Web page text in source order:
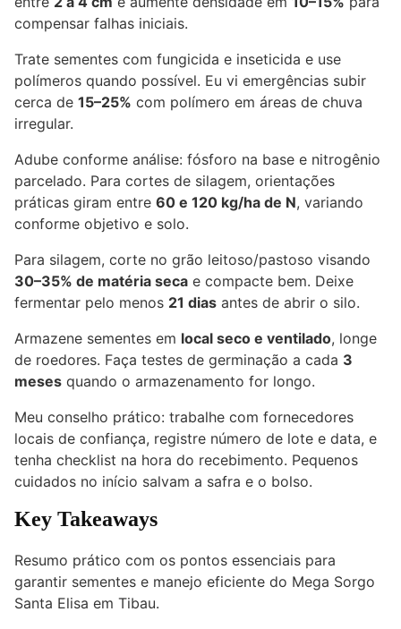
compensar falhas iniciais.
Trate sementes com fungicida e inseticida e use
polímeros quando possível. Eu vi emergências subir
cerca de 15–25% com polímero em áreas de chuva
irregular.
Adube conforme análise: fósforo na base e nitrogênio
parcelado. Para cortes de silagem, orientações
práticas giram entre 60 e 120 kg/ha de N, variando
conforme objetivo e solo.
Para silagem, corte no grão leitoso/pastoso visando
30–35% de matéria seca e compacte bem. Deixe
fermentar pelo menos 21 dias antes de abrir o silo.
Armazene sementes em local seco e ventilado, longe
de roedores. Faça testes de germinação a cada 3
meses quando o armazenamento for longo.
Meu conselho prático: trabalhe com fornecedores
locais de confiança, registre número de lote e data, e
tenha checklist na hora do recebimento. Pequenos
cuidados no início salvam a safra e o bolso.
Key Takeaways
Resumo prático com os pontos essenciais para
garantir sementes e manejo eficiente do Mega Sorgo
Santa Elisa em Tibau.